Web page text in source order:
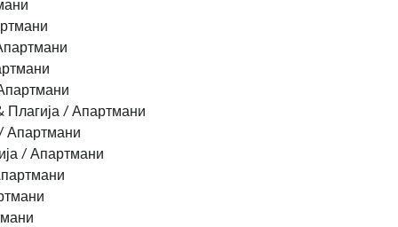
Плагија / Апартмани
Апартмани
/ Апартмани